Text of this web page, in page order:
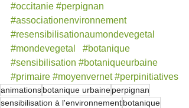
#occitanie #perpignan
#associationenvironnement
#resensibilisationaumondevegetal
#mondevegetal
#botanique
#sensibilisation #botaniqueurbaine
#primaire #moyenvernet #perpinitiatives
animationsbotanique urbaineperpignan
sensibilisation à l'environnementbotanique